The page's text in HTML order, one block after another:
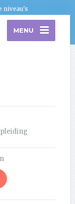
niveau's
MENU